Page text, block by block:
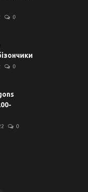
0
0
0